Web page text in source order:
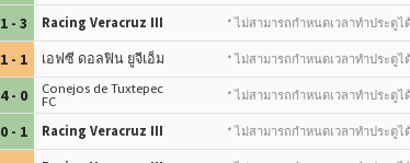
1 - 3 Racing Veracruz III * ไม่สามารถกำหนดเวลาทำประตูไ
1 - 1 เอฟซี ดอลฟิน ยูจีเอ็ม * ไม่สามารถกำหนดเวลาทำประตูไ
4 - 0
Conejos de Tuxtepec
FC
* ไม่สามารถกำหนดเวลาทำประตูไ
0 - 1 Racing Veracruz III * ไม่สามารถกำหนดเวลาทำประตูไ